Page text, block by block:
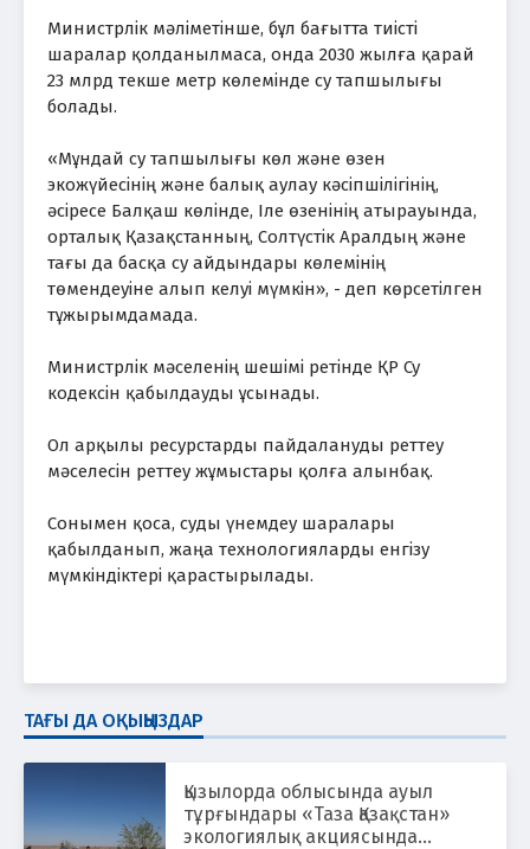
Министрлік мәліметінше, бұл бағытта тиісті
шаралар қолданылмаса, онда 2030 жылға қарай
23 млрд текше метр көлемінде су тапшылығы
болады.
«Мұндай су тапшылығы көл және өзен
экожүйесінің және балық аулау кәсіпшілігінің,
әсіресе Балқаш көлінде, Іле өзенінің атырауында,
орталық Қазақстанның, Солтүстік Аралдың және
тағы да басқа су айдындары көлемінің
төмендеуіне алып келуі мүмкін», - деп көрсетілген
тұжырымдамада.
Министрлік мәселенің шешімі ретінде ҚР Су
кодексін қабылдауды ұсынады.
Ол арқылы ресурстарды пайдалануды реттеу
мәселесін реттеу жұмыстары қолға алынбақ.
Сонымен қоса, суды үнемдеу шаралары
қабылданып, жаңа технологияларды енгізу
мүмкіндіктері қарастырылады.
ТАҒЫ ДА ОҚЫҢЫЗДАР
Қызылорда облысында ауыл
тұрғындары «Таза Қазақстан»
экологиялық акциясында